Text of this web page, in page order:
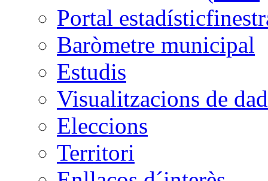
Portal estadístic
Baròmetre municipal
Estudis
Visualitzacions de
Eleccions
Territori